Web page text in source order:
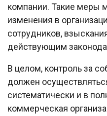
компании. Такие меры
изменения в
сотрудников,
действующим
В целом, контроль за
должен
систематически и в
коммерческая